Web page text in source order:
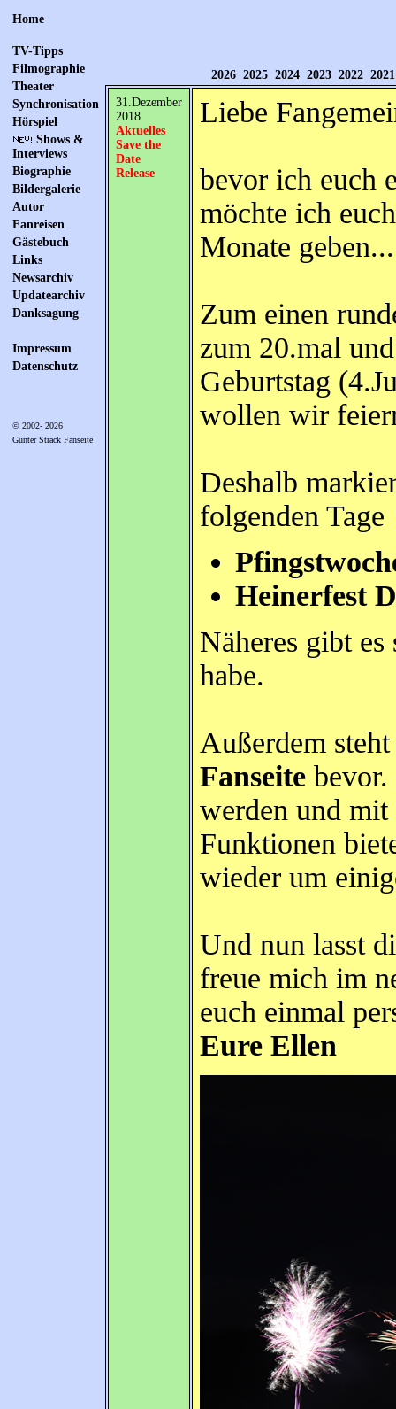
Home
TV-Tipps
Filmographie
Theater
Synchronisation
Hörspiel
Shows &
Interviews
Biographie
Bildergalerie
Autor
Fanreisen
Gästebuch
Links
Newsarchiv
Updatearchiv
Danksagung
Impressum
Datenschutz
© 2002- 2026
Günter Strack Fanseite
2026 2025 2024 2023 2022 2021
31.Dezember
2018
Aktuelles
Save the
Date
Release
Liebe
bevor ich euch
möchte ich
Monate geben...
Zum einen
zum 20.mal
Geburtstag
wollen wir
Deshalb
folgenden Tage
Heinerfest
Näheres gibt
habe.
Außerdem
Fanseite
werden und mit
Funktionen
wieder um
Und nun lasst
freue mich im
euch einmal
Eure Ellen